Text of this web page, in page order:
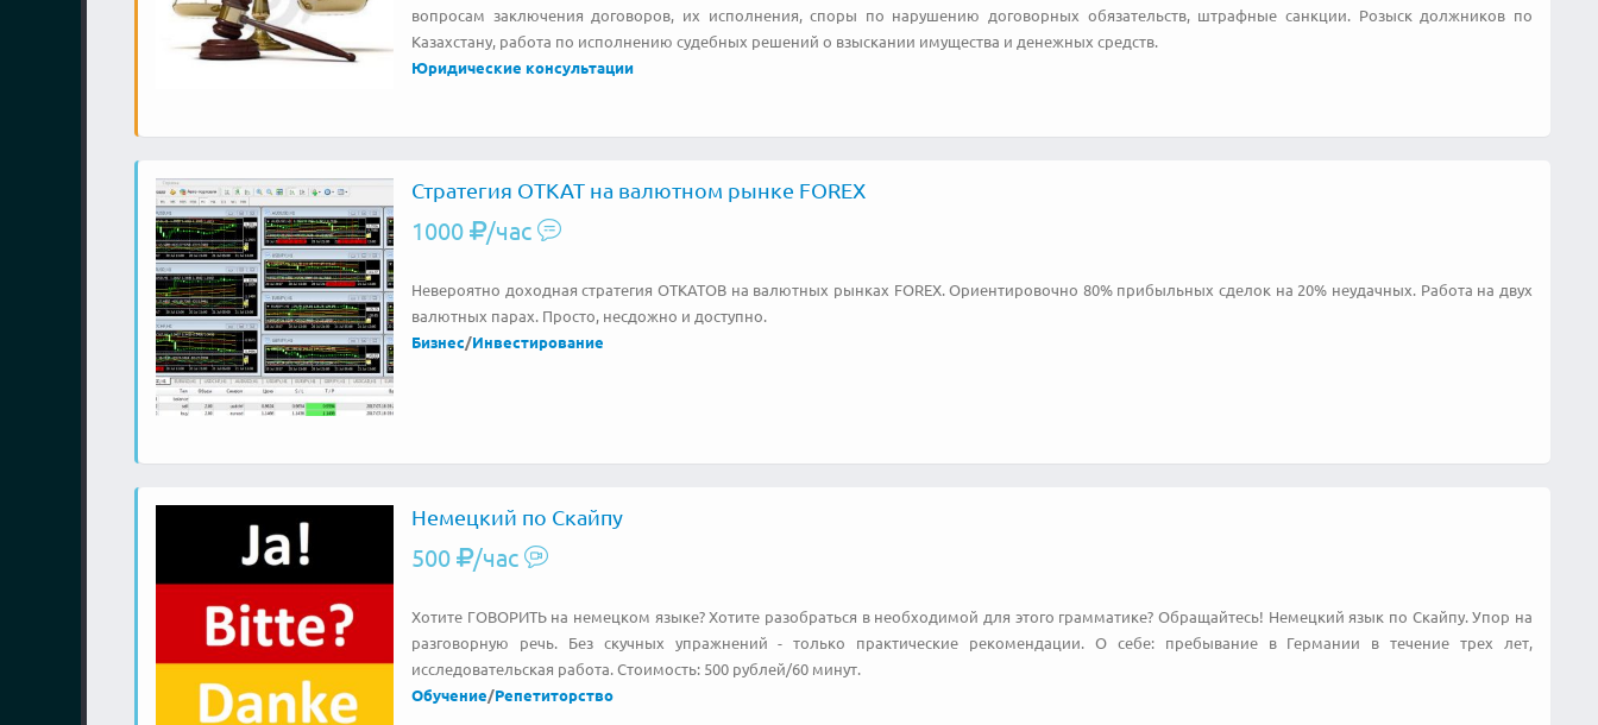
вопросам заключения договоров, их исполнения, споры по нарушению договорных обязательств, штрафные санкции. Розыск должников по
Казахстану, работа по исполнению судебных решений о взыскании имущества и денежных средств.
Юридические консультации
Стратегия ОТКАТ на валютном рынке FOREX
1000 /час
Невероятно доходная стратегия ОТКАТОВ на валютных рынках FOREX. Ориентировочно 80% прибыльных сделок на 20% неудачных. Работа на двух
валютных парах. Просто, несдожно и доступно.
Бизнес/Инвестирование
Немецкий по Скайпу
500 /час
Хотите ГОВОРИТЬ на немецком языке? Хотите разобраться в необходимой для этого грамматике? Обращайтесь! Немецкий язык по Скайпу. Упор на
разговорную речь. Без скучных упражнений - только практические рекомендации. О себе: пребывание в Германии в течение трех лет,
исследовательская работа. Стоимость: 500 рублей/60 минут.
Обучение/Репетиторство